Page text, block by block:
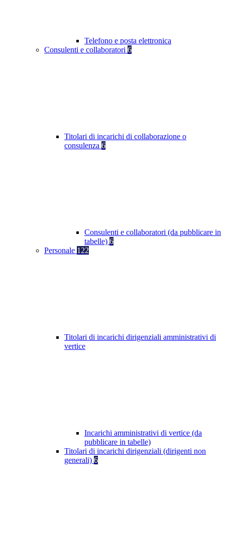
Telefono e posta elettronica
Consulenti e collaboratori 6
Titolari di incarichi di collaborazione o
consulenza 6
Consulenti e collaboratori (da pubblicare in
tabelle) 6
Personale 122
Titolari di incarichi dirigenziali amministrativi di
vertice
Incarichi amministrativi di vertice (da
pubblicare in tabelle)
Titolari di incarichi dirigenziali (dirigenti non
generali) 6